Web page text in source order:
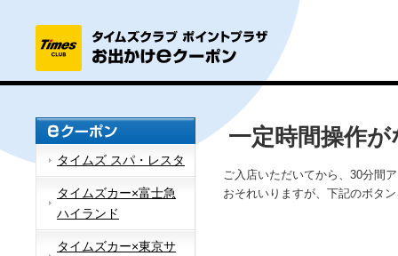
タイムズ スパ・レスタ
タイムズカー×富士急
ハイランド
タイムズカー×東京サ
一定時間操作
ご入店いただいてから、30分間
おそれいりますが、下記のボタ